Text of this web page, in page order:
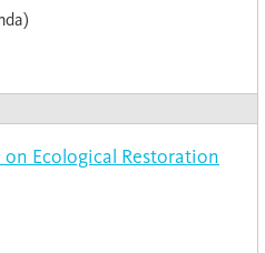
Ecological Restoration